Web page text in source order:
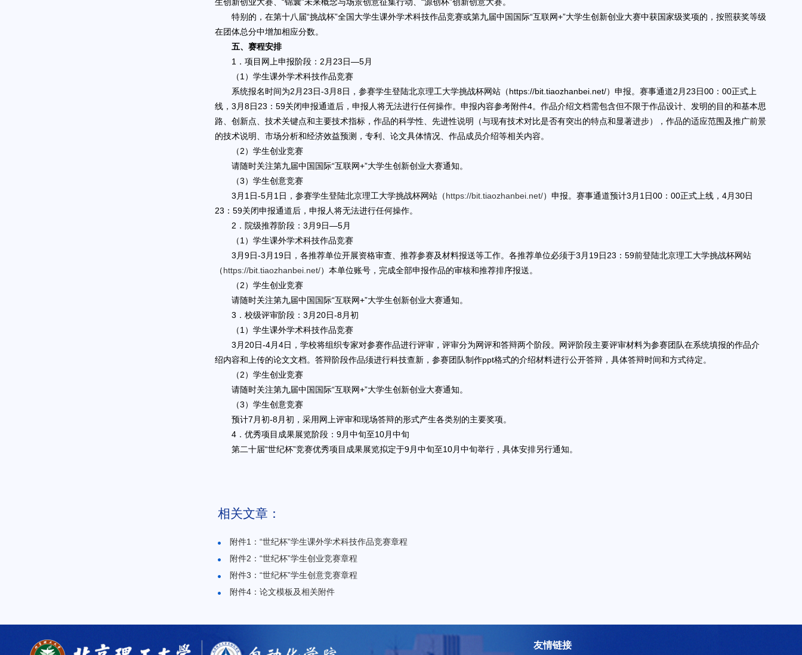
特别的，在第十八届“挑战杯”全国大学生课外学术科技作品竞赛或第九届中国国际“互联网+”大学生创新创业大赛中获国家级奖项的，按照获奖等级
在团体总分中增加相应分数。
五、赛程安排
1．项目网上申报阶段：2月23日—5月
（1）学生课外学术科技作品竞赛
系统报名时间为2月23日-3月8日，参赛学生登陆北京理工大学挑战杯网站（https://bit.tiaozhanbei.net/）申报。赛事通道2月23日00：00正式上
线，3月8日23：59关闭申报通道后，申报人将无法进行任何操作。申报内容参考附件4。作品介绍文档需包含但不限于作品设计、发明的目的和基本思
路、创新点、技术关键点和主要技术指标，作品的科学性、先进性说明（与现有技术对比是否有突出的特点和显著进步），作品的适应范围及推广前景
的技术说明、市场分析和经济效益预测，专利、论文具体情况、作品成员介绍等相关内容。
（2）学生创业竞赛
请随时关注第九届中国国际“互联网+”大学生创新创业大赛通知。
（3）学生创意竞赛
3月1日-5月1日，参赛学生登陆北京理工大学挑战杯网站（https://bit.tiaozhanbei.net/）申报。赛事通道预计3月1日00：00正式上线，4月30日
23：59关闭申报通道后，申报人将无法进行任何操作。
2．院级推荐阶段：3月9日—5月
（1）学生课外学术科技作品竞赛
3月9日-3月19日，各推荐单位开展资格审查、推荐参赛及材料报送等工作。各推荐单位必须于3月19日23：59前登陆北京理工大学挑战杯网站
（https://bit.tiaozhanbei.net/）本单位账号，完成全部申报作品的审核和推荐排序报送。
（2）学生创业竞赛
请随时关注第九届中国国际“互联网+”大学生创新创业大赛通知。
3．校级评审阶段：3月20日-8月初
（1）学生课外学术科技作品竞赛
3月20日-4月4日，学校将组织专家对参赛作品进行评审，评审分为网评和答辩两个阶段。网评阶段主要评审材料为参赛团队在系统填报的作品介
绍内容和上传的论文文档。答辩阶段作品须进行科技查新，参赛团队制作ppt格式的介绍材料进行公开答辩，具体答辩时间和方式待定。
（2）学生创业竞赛
请随时关注第九届中国国际“互联网+”大学生创新创业大赛通知。
（3）学生创意竞赛
预计7月初-8月初，采用网上评审和现场答辩的形式产生各类别的主要奖项。
4．优秀项目成果展览阶段：9月中旬至10月中旬
第二十届“世纪杯”竞赛优秀项目成果展览拟定于9月中旬至10月中旬举行，具体安排另行通知。
相关文章：
附件1：“世纪杯”学生课外学术科技作品竞赛章程
附件2：“世纪杯”学生创业竞赛章程
附件3：“世纪杯”学生创意竞赛章程
附件4：论文模板及相关附件
友情链接